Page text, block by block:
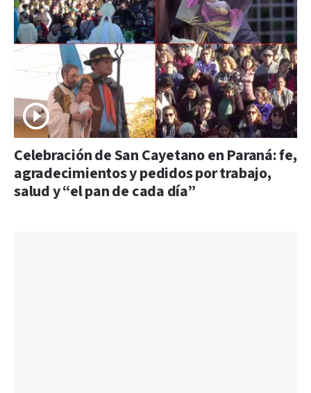
Celebración de San Cayetano en Paraná: fe,
agradecimientos y pedidos por trabajo,
salud y “el pan de cada día”